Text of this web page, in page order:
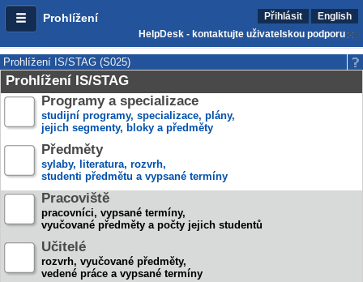
Prohlížení Přihlásit
English
HelpDesk - kontaktujte uživatelskou podporu
Prohlížení IS/STAG (S025)
Prohlížení IS/STAG
Programy a specializace
studijní programy, specializace, plány,
jejich segmenty, bloky a předměty
Předměty
sylaby, literatura, rozvrh,
studenti předmětu a vypsané termíny
Pracoviště
pracovníci, vypsané termíny,
vyučované předměty a počty jejich studentů
Učitelé
rozvrh, vyučované předměty,
vedené práce a vypsané termíny